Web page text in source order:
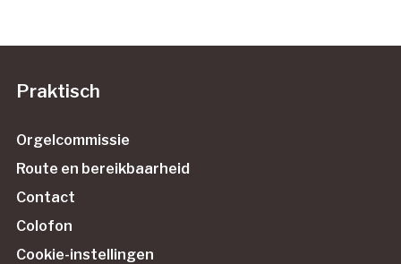
Praktisch
Orgelcommissie
Route en bereikbaarheid
Contact
Colofon
Cookie-instellingen